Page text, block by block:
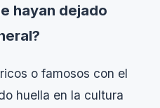
hayan dejado
o famosos con el
huella en la cultura